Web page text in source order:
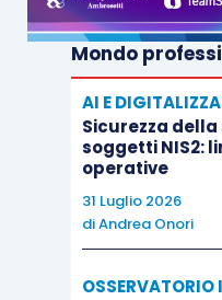
Mondo
AI E
Sicurezza
soggetti NIS2:
operative
31 Luglio 2026
diAndrea Onori
OSSERVATORIO